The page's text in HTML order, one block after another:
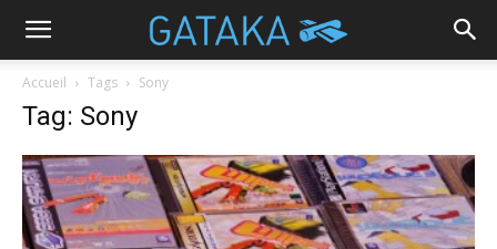
Accueil Tags Sony
Tag: Sony